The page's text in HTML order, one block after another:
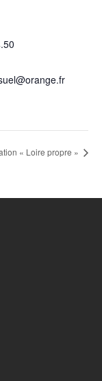
« Loire propre »